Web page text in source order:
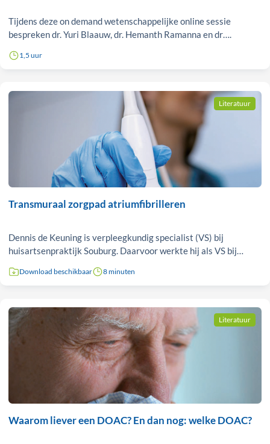
Tijdens deze on demand wetenschappelijke online sessie
bespreken dr. Yuri Blaauw, dr. Hemanth Ramanna en dr….
1,5 uur
Literatuur
Transmuraal zorgpad atriumfibrilleren
Dennis de Keuning is verpleegkundig specialist (VS) bij
huisartsenpraktijk Souburg. Daarvoor werkte hij als VS bij…
Download beschikbaar 8 minuten
Literatuur
Waarom liever een DOAC? En dan nog: welke DOAC?